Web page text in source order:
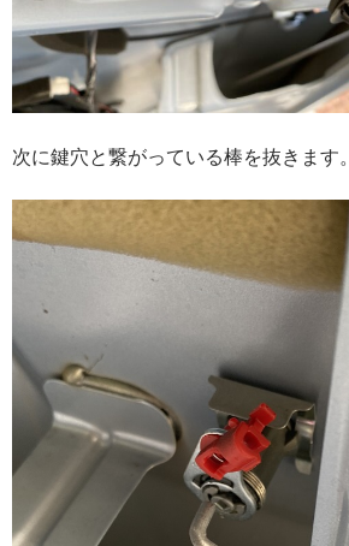
次に鍵穴と繋がっている棒を抜きます。